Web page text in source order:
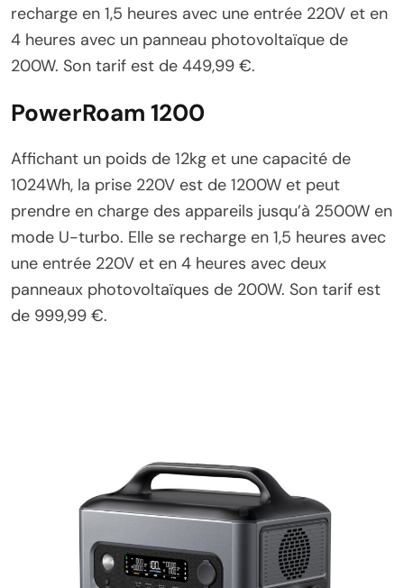
recharge en 1,5 heures avec une entrée 220V et en
4 heures avec un panneau photovoltaïque de
200W. Son tarif est de 449,99 €.
PowerRoam 1200
Affichant un poids de 12kg et une capacité de
1024Wh, la prise 220V est de 1200W et peut
prendre en charge des appareils jusqu’à 2500W en
mode U-turbo. Elle se recharge en 1,5 heures avec
une entrée 220V et en 4 heures avec deux
panneaux photovoltaïques de 200W. Son tarif est
de 999,99 €.